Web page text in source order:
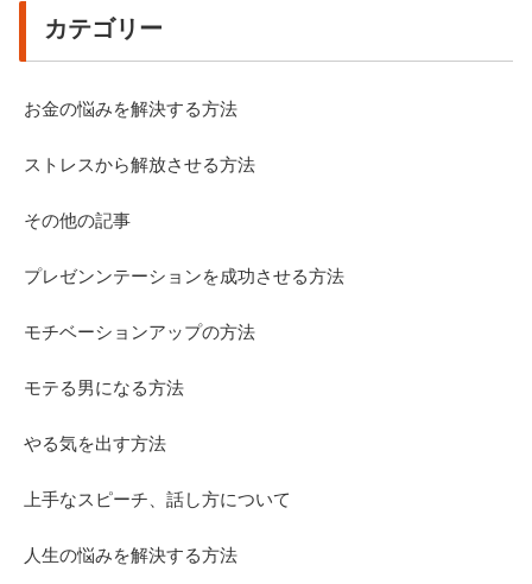
カテゴリー
お金の悩みを解決する方法
ストレスから解放させる方法
その他の記事
プレゼンンテーションを成功させる方法
モチベーションアップの方法
モテる男になる方法
やる気を出す方法
上手なスピーチ、話し方について
人生の悩みを解決する方法